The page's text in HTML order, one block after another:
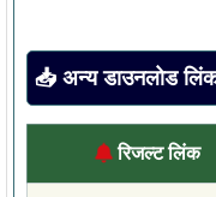
📥 अन्य डाउनलोड
रिजल्ट लिंक